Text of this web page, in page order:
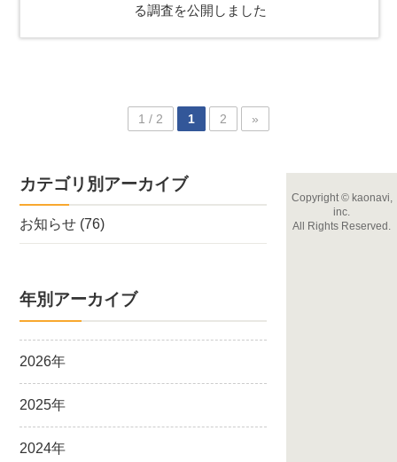
る調査を公開しました
1 / 2 1 2 »
カテゴリ別アーカイブ
お知らせ (76)
年別アーカイブ
2026年
2025年
2024年
Copyright©kaonavi,
inc.
All Rights Reserved.